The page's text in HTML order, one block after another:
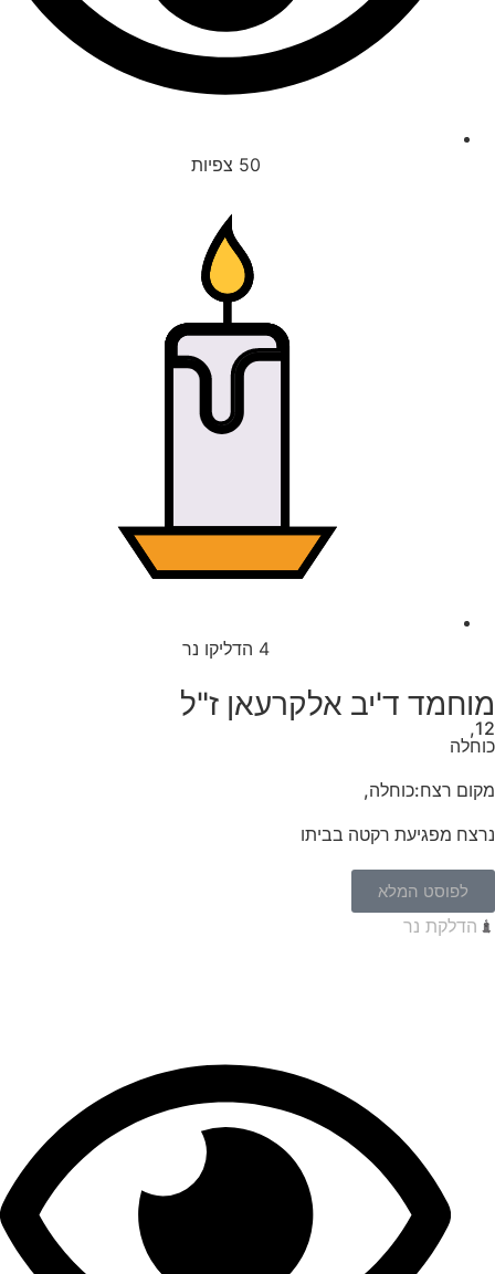
50 צפיות
4 הדליקו נר
מוחמד ד'יב אלקרעאן ז"ל
12,
כוחלה
מקום רצח:כוחלה,
נרצח מפגיעת רקטה בביתו
לפוסט המלא
הדלקת נר